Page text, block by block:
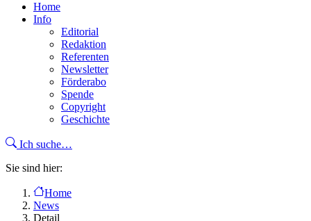
Home
Info
Editorial
Redaktion
Referenten
Newsletter
Förderabo
Spende
Copyright
Geschichte
Ich suche…
Sie sind hier:
Home
News
Detail